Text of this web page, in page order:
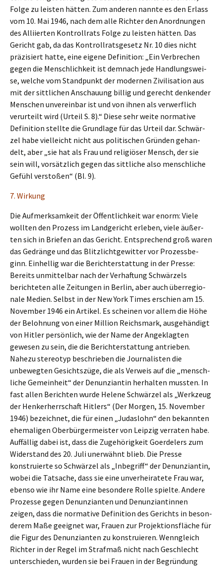
Folge zu leisten hätten. Zum anderen nannte es den Erlass
vom 10. Mai 1946, nach dem alle Richter den Anord­nun­gen
des Alliier­ten Kontroll­rats Folge zu leisten hätten. Das
Gericht gab, da das Kontroll­rats­ge­setz Nr. 10 dies nicht
präzi­siert hatte, eine eigene Defini­ti­on: „Ein Verbre­chen
gegen die Mensch­lich­keit ist demnach jede Handlungs­wei­
se, welche vom Stand­punkt der moder­nen Zivili­sa­ti­on aus
mit der sittli­chen Anschau­ung billig und gerecht denken­der
Menschen unver­ein­bar ist und von ihnen als verwerf­lich
verur­teilt wird (Urteil S. 8).“ Diese sehr weite norma­ti­ve
Defini­ti­on stell­te die Grund­la­ge für das Urteil dar. Schwär­
zel habe vielleicht nicht aus politi­schen Gründen gehan­
delt, aber „sie hat als Frau und religiö­ser Mensch, der sie
sein will, vorsätz­lich gegen das sittli­che also mensch­li­che
Gefühl versto­ßen“ (Bl. 9).
7. Wirkung
Die Aufmerk­sam­keit der Öffent­lich­keit war enorm: Viele
wollten den Prozess im Landge­richt erleben, viele äußer­
ten sich in Briefen an das Gericht. Entspre­chend groß waren
das Gedrän­ge und das Blitz­licht­ge­wit­ter vor Prozess­be­
ginn. Einhel­lig war die Bericht­erstat­tung in der Presse:
Bereits unmit­tel­bar nach der Verhaf­tung Schwär­zels
berich­te­ten alle Zeitun­gen in Berlin, aber auch überre­gio­
na­le Medien. Selbst in der New York Times erschien am 15.
Novem­ber 1946 ein Artikel. Es schei­nen vor allem die Höhe
der Beloh­nung von einer Milli­on Reichs­mark, ausge­hän­digt
von Hitler persön­lich, wie der Name der Angeklag­ten
gewesen zu sein, die die Bericht­erstat­tung antrie­ben.
Nahezu stereo­typ beschrie­ben die Journa­lis­ten die
unbeweg­ten Gesichts­zü­ge, die als Verweis auf die „mensch­
li­che Gemein­heit“ der Denun­zi­an­tin herhal­ten mussten. In
fast allen Berich­ten wurde Helene Schwär­zel als „Werkzeug
der Henker­herr­schaft Hitlers“ (Der Morgen, 15. Novem­ber
1946) bezeich­net, die für einen „Judas­lohn“ den bekann­ten
ehema­li­gen Oberbür­ger­meis­ter von Leipzig verra­ten habe.
Auffäl­lig dabei ist, dass die Zugehö­rig­keit Goerde­lers zum
Wider­stand des 20. Juli unerwähnt blieb. Die Presse
konstru­ier­te so Schwär­zel als „Inbegriff“ der Denun­zi­an­tin,
wobei die Tatsa­che, dass sie eine unver­hei­ra­te­te Frau war,
ebenso wie ihr Name eine beson­de­re Rolle spiel­te. Andere
Prozes­se gegen Denun­zi­an­ten und Denun­zi­an­tin­nen
zeigen, dass die norma­ti­ve Defini­ti­on des Gerichts in beson­
de­rem Maße geeig­net war, Frauen zur Projek­ti­ons­flä­che für
die Figur des Denun­zi­an­ten zu konstru­ie­ren. Wenngleich
Richter in der Regel im Straf­maß nicht nach Geschlecht
unter­schie­den, wurden sie bei Frauen in der Begrün­dung